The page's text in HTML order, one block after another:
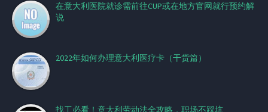
在意大利医院就诊需前往CUP或在地方官网就行预约解
说
2022年如何办理意大利医疗卡（干货篇）
找工必看！意大利劳动法全攻略，职场不踩坑